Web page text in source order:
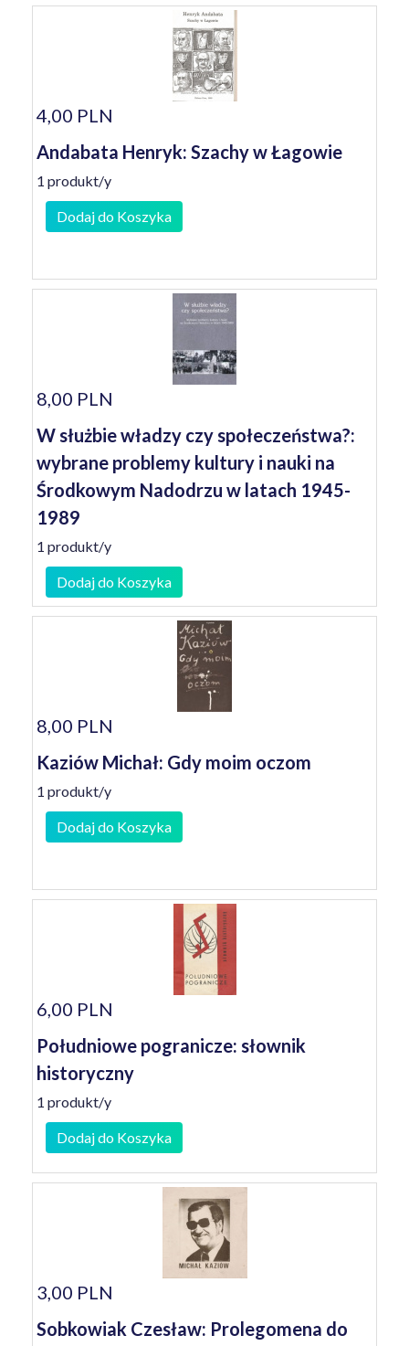
4,00 PLN
Andabata Henryk: Szachy w Łagowie
1 produkt/y
Dodaj do Koszyka
8,00 PLN
W służbie władzy czy społeczeństwa?:
wybrane problemy kultury i nauki na
Środkowym Nadodrzu w latach 1945-
1989
1 produkt/y
Dodaj do Koszyka
8,00 PLN
Kaziów Michał: Gdy moim oczom
1 produkt/y
Dodaj do Koszyka
6,00 PLN
Południowe pogranicze: słownik
historyczny
1 produkt/y
Dodaj do Koszyka
3,00 PLN
Sobkowiak Czesław: Prolegomena do